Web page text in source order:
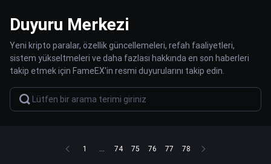
Duyuru Merkezi
Yeni kripto paralar, özellik güncellemeleri, refah faaliyetleri,
sistem yükseltmeleri ve daha fazlası hakkında en son haberleri
takip etmek için FameEX'in resmi duyurularını takip edin.
1 ... 74 75 76 77 78